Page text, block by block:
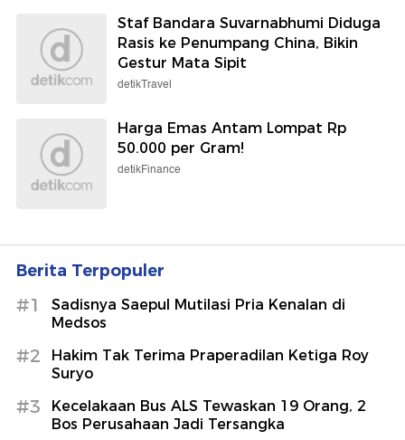
Staf Bandara Suvarnabhumi Diduga
Rasis ke Penumpang China, Bikin
Gestur Mata Sipit
detikTravel
Harga Emas Antam Lompat Rp
50.000 per Gram!
detikFinance
Berita Terpopuler
#1
Sadisnya Saepul Mutilasi Pria Kenalan di
Medsos
#2
Hakim Tak Terima Praperadilan Ketiga Roy
Suryo
#3
Kecelakaan Bus ALS Tewaskan 19 Orang, 2
Bos Perusahaan Jadi Tersangka